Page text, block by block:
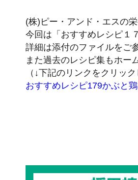
(株)ピー・アンド・エスの
今回は「おすすめレシピ１
詳細は添付のファイルをご
また過去のレシピ集もホー
（↓下記のリンクをクリッ
おすすめレシピ179かぶと